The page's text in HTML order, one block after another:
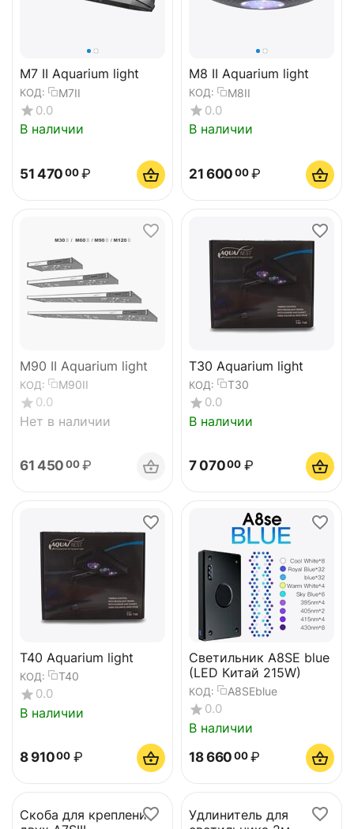
M7 II Aquarium light
КОД: M7II
0.0
В наличии
51 470 00 ₽
M8 II Aquarium light
КОД: M8II
0.0
В наличии
21 600 00 ₽
M90 II Aquarium light
КОД: M90II
0.0
Нет в наличии
61 450 00 ₽
T30 Aquarium light
КОД: T30
0.0
В наличии
7 07000 ₽
T40 Aquarium light
КОД: T40
0.0
В наличии
8 91000 ₽
Светильник A8SE blue
(LED Китай 215W)
КОД: A8SEblue
0.0
В наличии
18 660 00 ₽
Скоба для крепления
Удлинитель для